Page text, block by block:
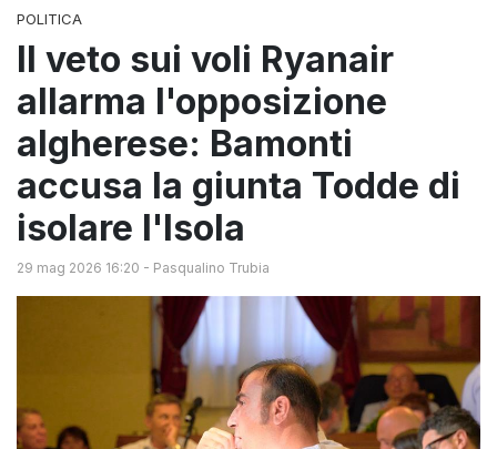
POLITICA
Il veto sui voli Ryanair
allarma l'opposizione
algherese: Bamonti
accusa la giunta Todde di
isolare l'Isola
29 mag 2026 16:20 - Pasqualino Trubia